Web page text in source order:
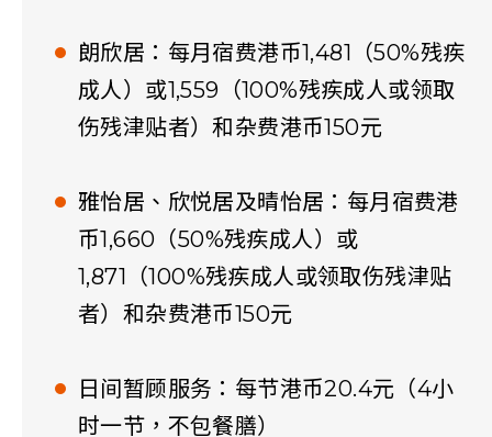
朗欣居：每月宿费港币1,481（50%残疾
成人）或1,559（100%残疾成人或领取
伤残津贴者）和杂费港币150元
雅怡居、欣悦居及晴怡居：每月宿费港
币1,660（50%残疾成人）或
1,871（100%残疾成人或领取伤残津贴
者）和杂费港币150元
日间暂顾服务：每节港币20.4元（4小
时一节，不包餐膳）